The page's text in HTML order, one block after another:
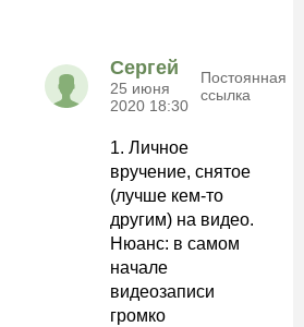
Сергей
25 июня
2020 18:30
Постоянная
ссылка
1. Личное
вручение, снятое
(лучше кем-то
другим) на видео.
Нюанс: в самом
начале
видеозаписи
громко